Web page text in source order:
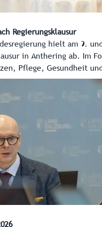
Regierungsklausur
hielt am 9.
in Anthering ab. Im
Pflege, Gesundheit
die Ergebnisse im